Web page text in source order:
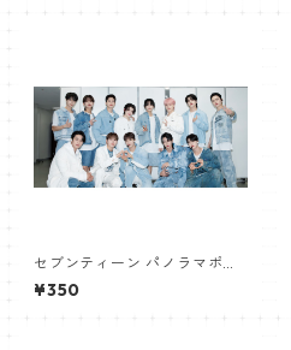
セブンティーン パノラマポス
ター (SEVENTEEN Poster) 70
0*330mm 【seventeen-0
¥350